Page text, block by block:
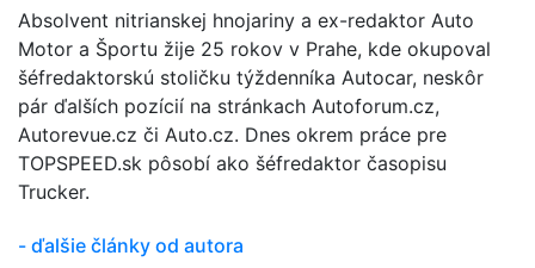
Absolvent nitrianskej hnojariny a ex-redaktor Auto
Motor a Športu žije 25 rokov v Prahe, kde okupoval
šéfredaktorskú stoličku týždenníka Autocar, neskôr
pár ďalších pozícií na stránkach Autoforum.cz,
Autorevue.cz či Auto.cz. Dnes okrem práce pre
TOPSPEED.sk pôsobí ako šéfredaktor časopisu
Trucker.
- ďalšie články od autora